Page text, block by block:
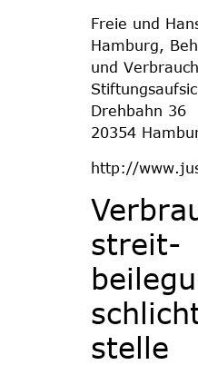
Freie und
Hamburg,
und
Drehbahn 36
20354
http://
streit­
stelle